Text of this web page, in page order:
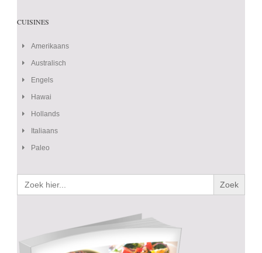
CUISINES
Amerikaans
Australisch
Engels
Hawai
Hollands
Italiaans
Paleo
Zoek
naar: